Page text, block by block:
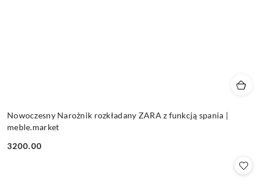
Nowoczesny Narożnik rozkładany ZARA z funkcją spania |
meble.market
Cena:
3200.00